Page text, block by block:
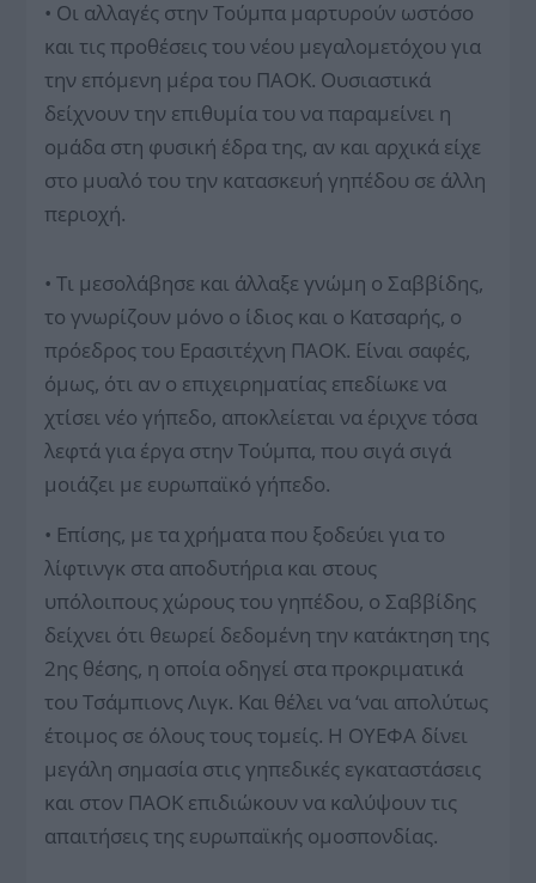
• Οι αλλαγές στην Τούμπα μαρτυρούν ωστόσο
και τις προθέσεις του νέου μεγαλομετόχου για
την επόμενη μέρα του ΠΑΟΚ. Ουσιαστικά
δείχνουν την επιθυμία του να παραμείνει η
ομάδα στη φυσική έδρα της, αν και αρχικά είχε
στο μυαλό του την κατασκευή γηπέδου σε άλλη
περιοχή.
• Τι μεσολάβησε και άλλαξε γνώμη ο Σαββίδης,
το γνωρίζουν μόνο ο ίδιος και ο Κατσαρής, ο
πρόεδρος του Ερασιτέχνη ΠΑΟΚ. Είναι σαφές,
όμως, ότι αν ο επιχειρηματίας επεδίωκε να
χτίσει νέο γήπεδο, αποκλείεται να έριχνε τόσα
λεφτά για έργα στην Τούμπα, που σιγά σιγά
μοιάζει με ευρωπαϊκό γήπεδο.
• Επίσης, με τα χρήματα που ξοδεύει για το
λίφτινγκ στα αποδυτήρια και στους
υπόλοιπους χώρους του γηπέδου, ο Σαββίδης
δείχνει ότι θεωρεί δεδομένη την κατάκτηση της
2ης θέσης, η οποία οδηγεί στα προκριματικά
του Τσάμπιονς Λιγκ. Και θέλει να ‘ναι απολύτως
έτοιμος σε όλους τους τομείς. Η ΟΥΕΦΑ δίνει
μεγάλη σημασία στις γηπεδικές εγκαταστάσεις
και στον ΠΑΟΚ επιδιώκουν να καλύψουν τις
απαιτήσεις της ευρωπαϊκής ομοσπονδίας.